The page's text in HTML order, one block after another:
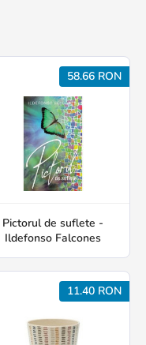
58.66 RON
Pictorul de suflete -
Ildefonso Falcones
11.40 RON